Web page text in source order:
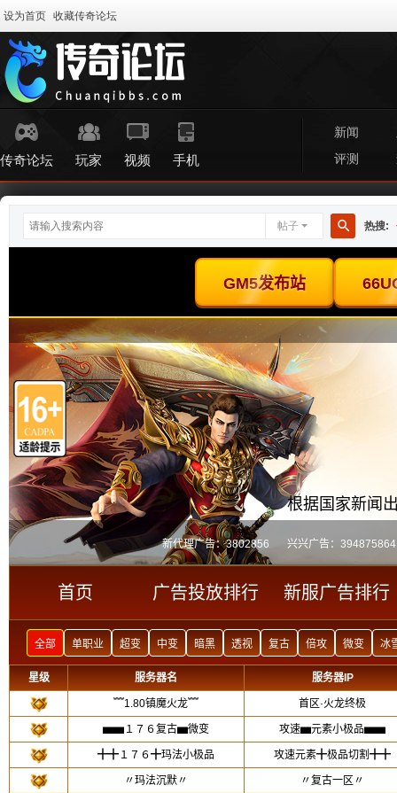
设为首页 收藏传奇论坛
传奇论坛 玩家 视频 手机
新闻
评测
帖子
搜
热搜: